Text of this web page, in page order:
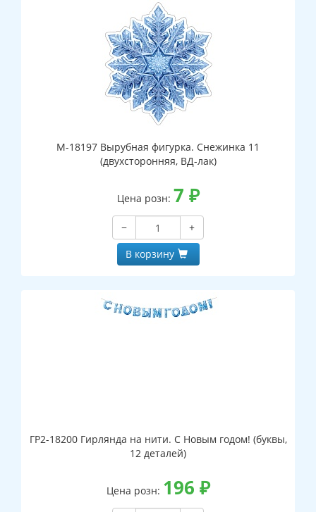
М-18197 Вырубная фигурка. Снежинка 11
(двухсторонняя, ВД-лак)
Цена розн: 7 ₽
−
+
В корзину
ГР2-18200 Гирлянда на нити. С Новым годом! (буквы,
12 деталей)
Цена розн: 196 ₽